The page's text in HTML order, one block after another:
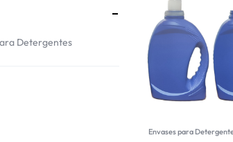
Envases para
Detergentes